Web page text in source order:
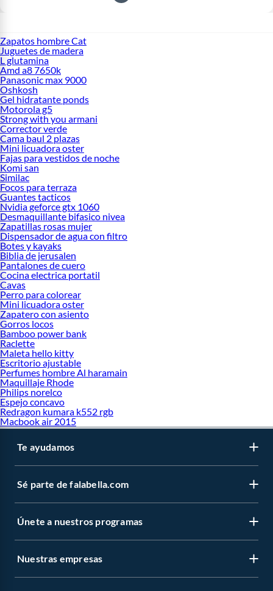
Zapatos hombre Cat
Juguetes de madera
L glutamina
Amd a8 7650k
Panasonic max 9000
Oshkosh
Gel hidratante ponds
Motorola g5
Strong with you armani
Corrector verde
Cama baul 2 plazas
Mini licuadora oster
Fajas para vestidos de noche
Komi san
Similac
Focos para terraza
Guantes tacticos
Nvidia geforce gtx 1060
Desmaquillante bifasico nivea
Zapatillas rosas mujer
Dispensador de agua con filtro
Botes y kayaks
Biblia de jerusalen
Pantalones de cuero
Cocina electrica portatil
Cavas
Perro para colorear
Mini licuadora oster
Zapatero con asiento
Gorros locos
Bamboo power bank
Raclette
Maleta hello kitty
Escritorio ajustable
Perfumes hombre Al haramain
Maquillaje Rhode
Philips norelco
Espejo concavo
Redragon kumara k552 rgb
Macbook air 2015
Te ayudamos
Sé parte de falabella.com
Únete a nuestros programas
Nuestras empresas